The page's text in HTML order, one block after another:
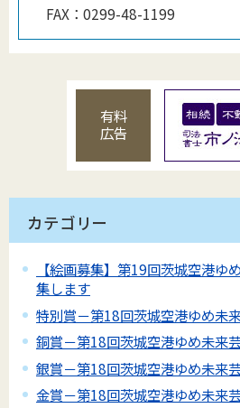
FAX： 0299-48-1199
有料
広告
カテゴリー
【絵画募集】第19回茨城空港ゆ
集します
特別賞－第18回茨城空港ゆめ未
銅賞－第18回茨城空港ゆめ未来
銀賞－第18回茨城空港ゆめ未来
金賞－第18回茨城空港ゆめ未来